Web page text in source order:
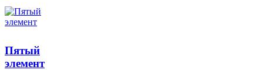
Пятый
элемент